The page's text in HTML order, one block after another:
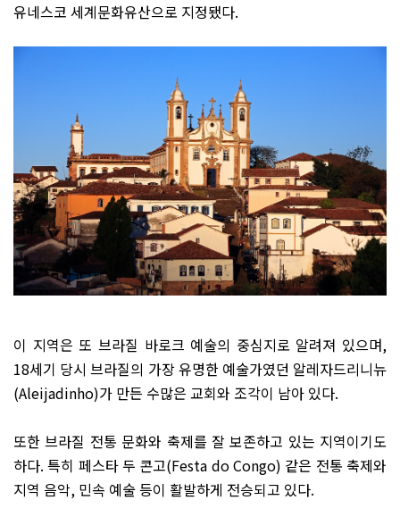
유네스코 세계문화유산으로 지정됐다.
이 지역은 또 브라질 바로크 예술의 중심지로 알려져 있으며,
18세기 당시 브라질의 가장 유명한 예술가였던 알레자드리니뉴
(Aleijadinho)가 만든 수많은 교회와 조각이 남아 있다.
또한 브라질 전통 문화와 축제를 잘 보존하고 있는 지역이기도
하다.특히 페스타 두 콘고(Festa do Congo) 같은 전통 축제와
지역 음악, 민속 예술 등이 활발하게 전승되고 있다.